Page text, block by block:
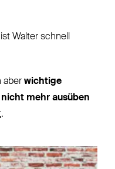
Walter schnell
aber wichtige
mehr ausüben
.